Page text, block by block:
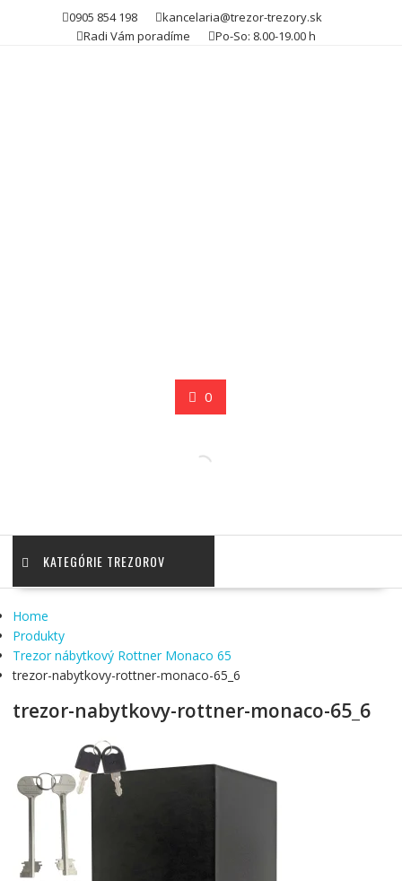
0905 854 198
kancelaria@trezor-trezory.sk
Radi Vám poradíme
Po-So: 8.00-19.00 h
0
KATEGÓRIE TREZOROV
Home
Produkty
Trezor nábytkový Rottner Monaco 65
trezor-nabytkovy-rottner-monaco-65_6
trezor-nabytkovy-rottner-monaco-65_6